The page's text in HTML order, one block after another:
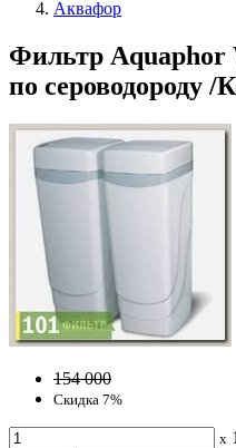
Аквафор
Фильтр Aquaphor
по сероводороду /
154 000
Скидка 7%
x